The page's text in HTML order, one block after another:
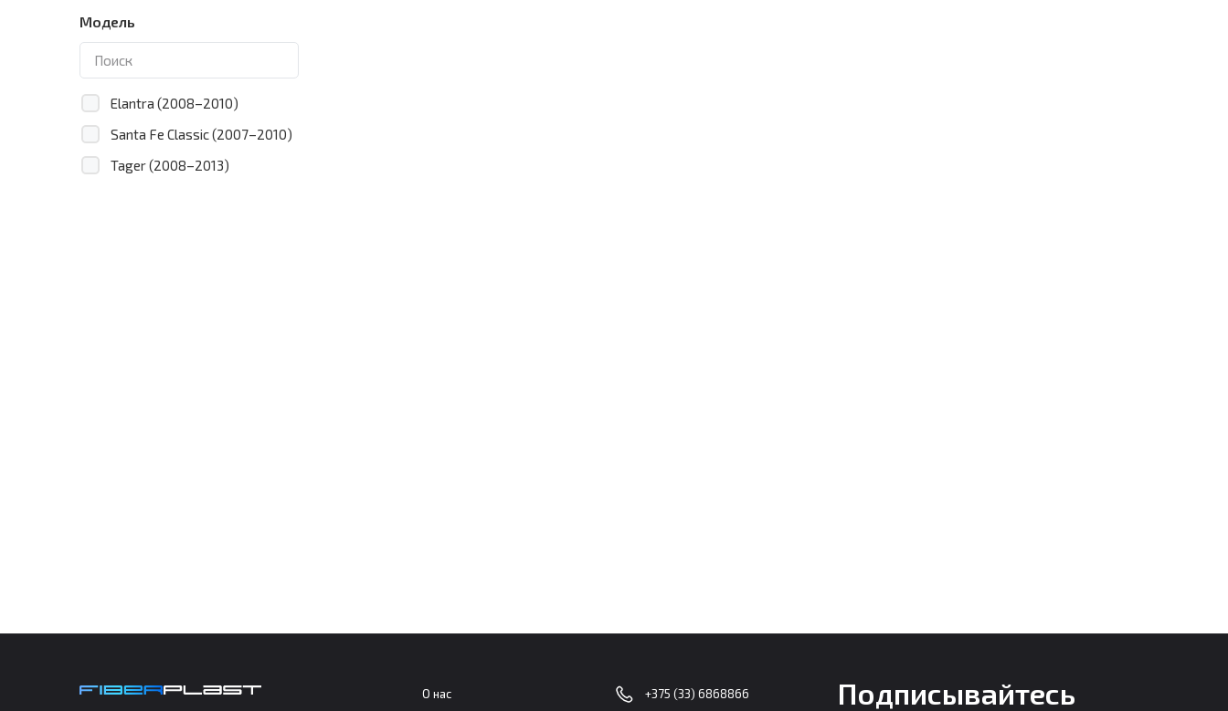
Dacia
Daewoo
Jeep
Модель
Elantra (2008–2010)
Santa Fe Classic (2007–2010)
Tager (2008–2013)
О нас +375 (33) 6868866
Подписывайтесь